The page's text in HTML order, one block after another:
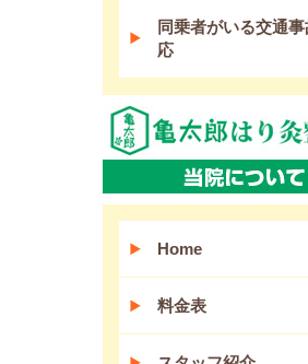
同乗者がいる交通
応
Home
料金表